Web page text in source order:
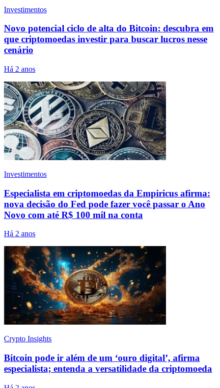
Investimentos
Novo potencial ciclo de alta do Bitcoin: descubra em
que criptomoedas investir para buscar lucros nesse
cenário
Há 2 anos
Investimentos
Especialista em criptomoedas da Empiricus afirma:
nova decisão do Fed pode fazer você passar o Ano
Novo com até R$ 100 mil na conta
Há 2 anos
Crypto Insights
Bitcoin pode ir além de um ‘ouro digital’, afirma
especialista; entenda a versatilidade da criptomoeda